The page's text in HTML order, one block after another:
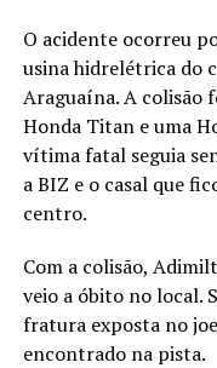
O acidente ocorreu
usina hidrelétrica do
Araguaína. A
Honda Titan e uma
vítima fatal seguia
a BIZ e o casal que
centro.
Com a colisão,
veio a óbito no local.
fratura exposta no
encontrado na pista.